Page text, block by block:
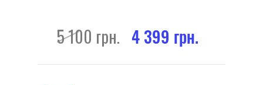
5 100 грн. 4 399 грн.